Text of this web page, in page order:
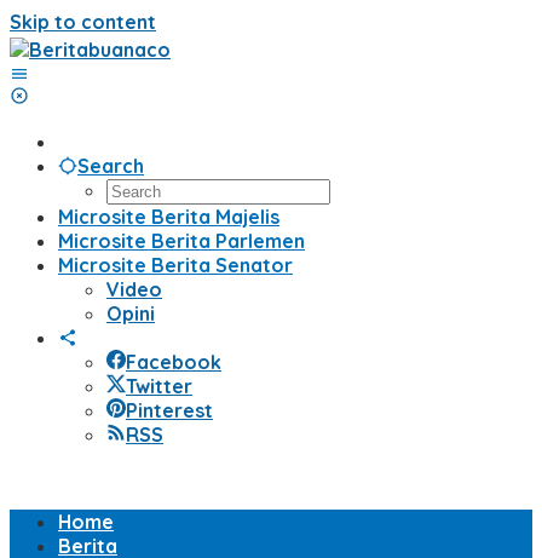
Skip to content
Search
Microsite Berita Majelis
Microsite Berita Parlemen
Microsite Berita Senator
Video
Opini
Facebook
Twitter
Pinterest
RSS
Home
Berita